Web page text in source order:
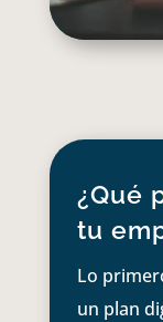
¿Qué
tu
Lo
un plan